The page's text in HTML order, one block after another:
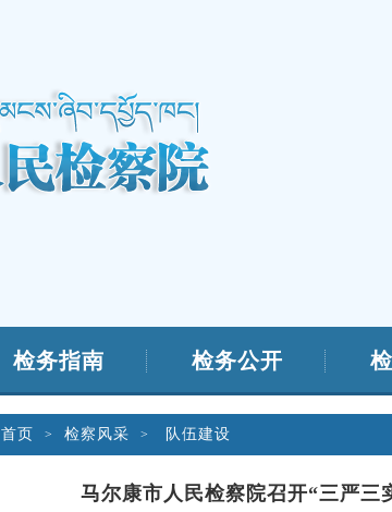
检务指南 检务公开
首页 > 检察风采 > 队伍建设
马尔康市人民检察院召开“三严三